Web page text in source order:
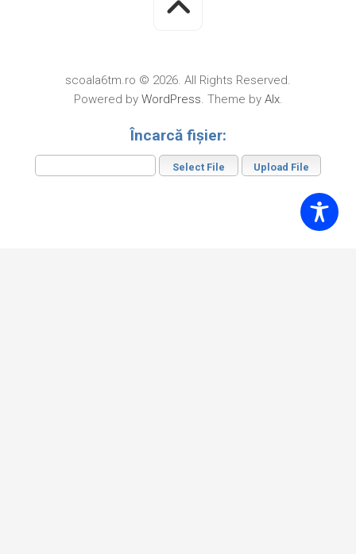
scoala6tm.ro © 2026. All Rights Reserved.
Powered by WordPress. Theme by Alx.
Încarcă fișier: